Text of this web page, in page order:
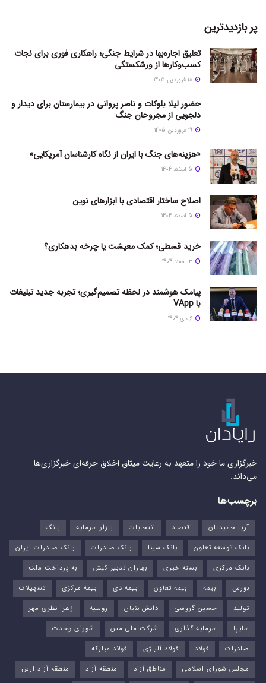
پر بازدیدترین
تعلیق اجاره‌بها در شرایط جنگی؛ راهکاری فوری برای نجات
کسب‌وکارها از ورشکستگی
حضور لیلا بلوکات و ناصر پروانی در بیمارستان برای دیدار و
دلجویی از مجروحان جنگ
«هزینه‌های جنگ با ایران از نگاه کارشناسان آمریکایی»
اصلاح ساختار اقتصادی با ابزارهای نوین
خرید قسطی؛ کمک معیشت یا چرخه بدهکاری؟
پیامک هوشمند در لحظه تصمیم‌گیری؛ تجربه جدید تبلیغات
با VApp
خبرگزاری ما خود را متعهد به رعایت میثاق اخلاق حرفه‌ای خبرگزاری‌ها
می‌داند.
برچسب‌ها
آریا حمیدیان اقتصاد انتخابات بازار سرمایه
بانک
بانک توسعه تعاون
بانک سینا بانک صادرات
بانک صادرات ایران
بانک مرکزی
بسته خبری بهاران تدبیر کیش
به پرداخت ملت
بورس‌
بیمه بیمه تعاون بیمه دی بیمه مرکزی
تسهیلات
تولید
حسین گروسی دانش بنیان روسیه
زهرا نظری مهر
سایپا
سرمایه گذاری شرکت ملی مس
شورای وحدت
صادرات
فولاد فولاد آلیاژی
فولاد مبارکه
مجلس شورای اسلامی
مناطق آزاد منطقه آزاد منطقه آزاد ارس